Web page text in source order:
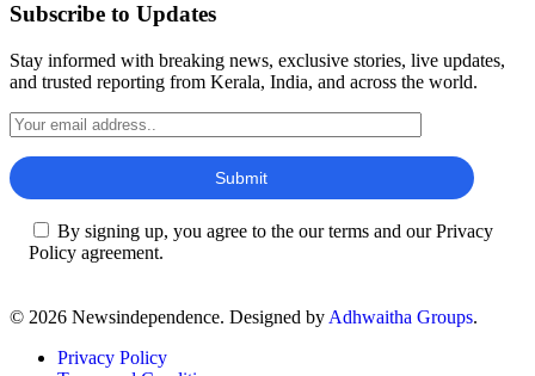
Subscribe to Updates
Stay informed with breaking news, exclusive stories, live updates,
and trusted reporting from Kerala, India, and across the world.
By signing up, you agree to the our terms and our Privacy
Policy agreement.
© 2026 Newsindependence. Designed by Adhwaitha Groups.
Privacy Policy